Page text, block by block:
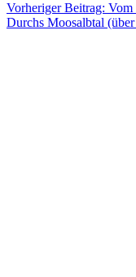
Vorheriger Beitrag:
Durchs Moosalbtal